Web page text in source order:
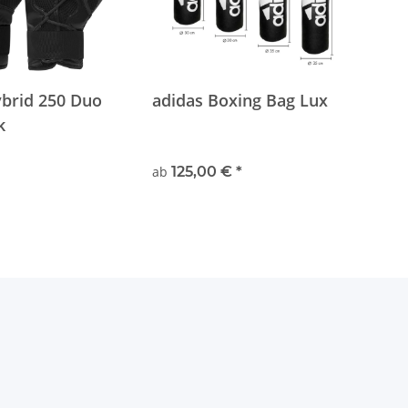
250 Duo
adidas Boxing Bag Lux
ab 125,00 € *